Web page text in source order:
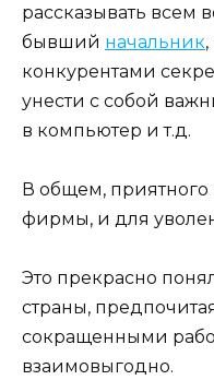
рассказывать всем
бывший начальник
конкурентами
унести с собой
в компьютер и т.д.
В общем, приятного
фирмы, и для
Это прекрасно
страны,
сокращенными
взаимовыгодно.